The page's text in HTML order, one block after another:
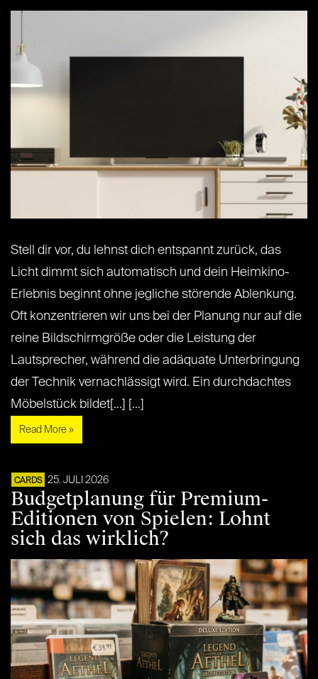
Stell dir vor, du lehnst dich entspannt zurück, das
Licht dimmt sich automatisch und dein Heimkino-
Erlebnis beginnt ohne jegliche störende Ablenkung.
Oft konzentrieren wir uns bei der Planung nur auf die
reine Bildschirmgröße oder die Leistung der
Lautsprecher, während die adäquate Unterbringung
der Technik vernachlässigt wird. Ein durchdachtes
Möbelstück bildet[...] [...]
Read More »
CARDS 25. JULI 2026
Budgetplanung für Premium-
Editionen von Spielen: Lohnt
sich das wirklich?